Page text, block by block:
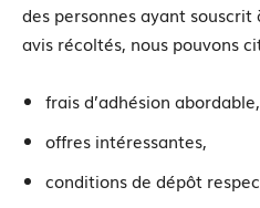
des personnes ayant souscrit
avis récoltés, nous pouvons
frais d’adhésion abordable,
offres intéressantes,
conditions de dépôt